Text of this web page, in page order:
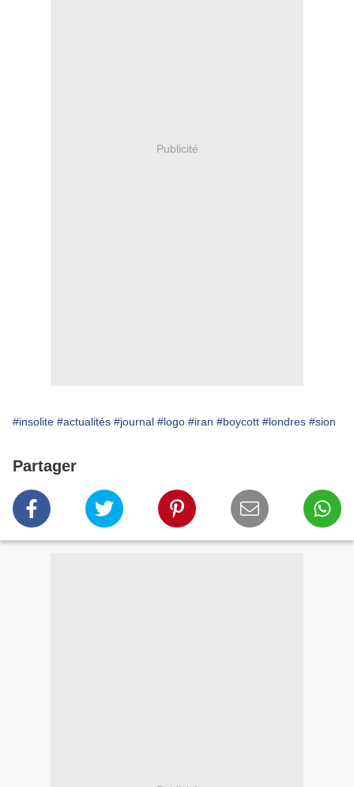
Publicité
#insolite #actualités #journal #logo #iran #boycott #londres #sion
Partager